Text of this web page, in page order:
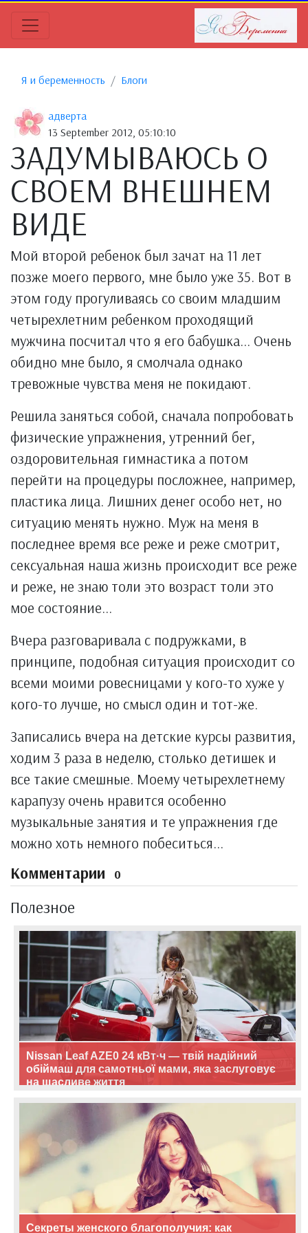
Я и беременность Блоги
адверта
13 September 2012, 05:10:10
ЗАДУМЫВАЮСЬ О
СВОЕМ ВНЕШНЕМ
ВИДЕ
Мой второй ребенок был зачат на 11 лет
позже моего первого, мне было уже 35. Вот в
этом году прогуливаясь со своим младшим
четырехлетним ребенком проходящий
мужчина посчитал что я его бабушка... Очень
обидно мне было, я смолчала однако
тревожные чувства меня не покидают.
Решила заняться собой, сначала попробовать
физические упражнения, утренний бег,
оздоровительная гимнастика а потом
перейти на процедуры посложнее, например,
пластика лица. Лишних денег особо нет, но
ситуацию менять нужно. Муж на меня в
последнее время все реже и реже смотрит,
сексуальная наша жизнь происходит все реже
и реже, не знаю толи это возраст толи это
мое состояние...
Вчера разговаривала с подружками, в
принципе, подобная ситуация происходит со
всеми моими ровесницами у кого-то хуже у
кого-то лучше, но смысл один и тот-же.
Записались вчера на детские курсы развития,
ходим 3 раза в неделю, столько детишек и
все такие смешные. Моему четырехлетнему
карапузу очень нравится особенно
музыкальные занятия и те упражнения где
можно хоть немного побеситься...
Комментарии 0
Полезное
Nissan Leaf AZE0 24 кВт·ч — твій надійний
обіймаш для самотньої мами, яка заслуговує
на щасливе життя
Секреты женского благополучия: как